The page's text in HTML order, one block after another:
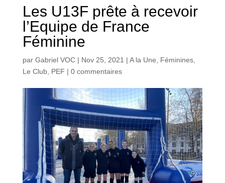
Les U13F prête à recevoir
l’Equipe de France
Féminine
par Gabriel VOC| Nov 25, 2021 | A la Une, Féminines,
Le Club, PEF | 0 commentaires